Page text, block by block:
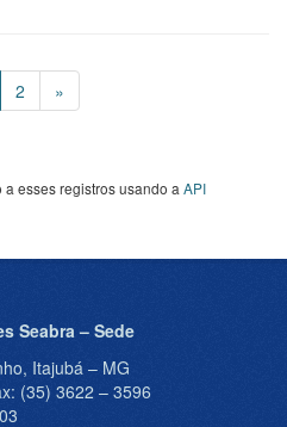
2 »
esses registros usando a API
Seabra – Sede
Itajubá – MG
(35) 3622 – 3596